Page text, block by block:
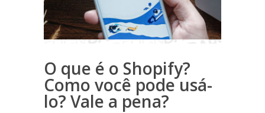
O que é o Shopify?
Como você pode usá-
lo? Vale a pena?